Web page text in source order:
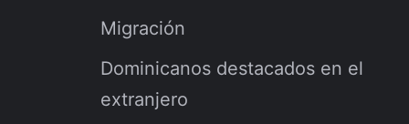
Migración
Dominicanos destacados en el
extranjero